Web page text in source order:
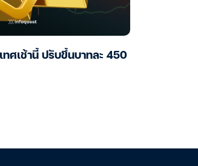
ทศเช้านี้ ปรับขึ้นบาทละ 450